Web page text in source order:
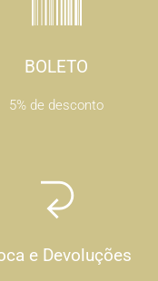
BOLETO
5% de desconto
e Devoluções